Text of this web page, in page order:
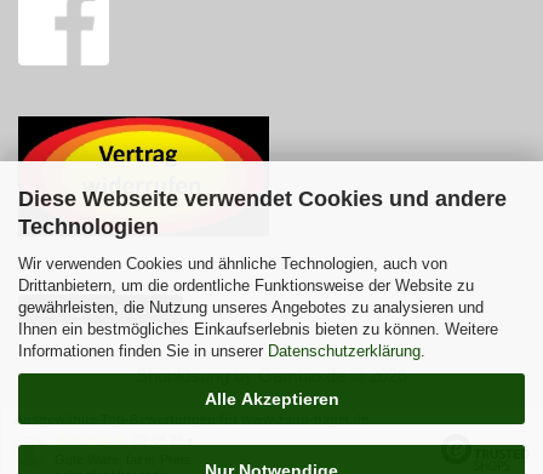
Diese Webseite verwendet Cookies und andere
Technologien
Wir verwenden Cookies und ähnliche Technologien, auch von
Drittanbietern, um die ordentliche Funktionsweise der Website zu
gewährleisten, die Nutzung unseres Angebotes zu analysieren und
Ihnen ein bestmögliches Einkaufserlebnis bieten zu können. Weitere
Informationen finden Sie in unserer Datenschutzerklärung
Alle Akzeptieren
Vertrag widerrufen
Shoplösungby Gambio.de © 2026
Ausgewählte Top-Bewertungen für www.zaun-nagel.de